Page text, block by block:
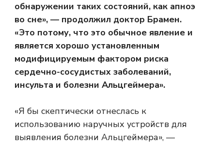
обнаружении таких состояний, как апноэ
во сне», — продолжил доктор Брамен.
«Это потому, что это обычное явление и
является хорошо установленным
модифицируемым фактором риска
сердечно-сосудистых заболеваний,
инсульта и болезни Альцгеймера».
«Я бы скептически отнеслась к
использованию наручных устройств для
выявления болезни Альцгеймера», —